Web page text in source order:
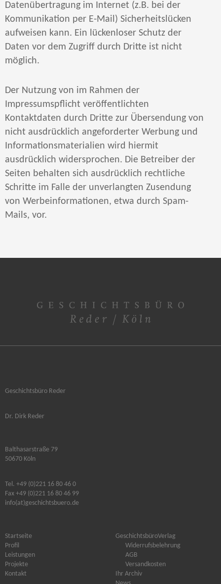
Datenübertragung im Internet (z.B. bei der
Kommunikation per E-Mail) Sicherheitslücken
aufweisen kann. Ein lückenloser Schutz der
Daten vor dem Zugriff durch Dritte ist nicht
möglich.
Der Nutzung von im Rahmen der
Impressumspflicht veröffentlichten
Kontaktdaten durch Dritte zur Übersendung von
nicht ausdrücklich angeforderter Werbung und
Informationsmaterialien wird hiermit
ausdrücklich widersprochen. Die Betreiber der
Seiten behalten sich ausdrücklich rechtliche
Schritte im Falle der unverlangten Zusendung
von Werbeinformationen, etwa durch Spam-
Mails, vor.
Geschichtsbüro Reder
Dr. Dirk Reder
Balthasarstraße 79
50670 Köln
Tel. +49 (0)221 16 80 46 0
Fax +49 (0)221 16 80 46 99
info(at)geschichtsbuero.de
Startseite
Profil
Leistungen
Projekte
Kontakt
GeschichtsbüroVerlag
Widerrufsbelehrung
AGB
Versandkosten
Ihr Archiv